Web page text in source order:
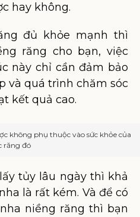
hay không.
đủ khỏe mạnh thì
răng cho bạn, việc
này chỉ cần đảm bảo
và quá trình chăm sóc
kết quả cao.
không phụ thuộc vào sức khỏe của
răng đó
tủy lâu ngày thì khả
là rất kém. Và để có
niềng răng thì bạn